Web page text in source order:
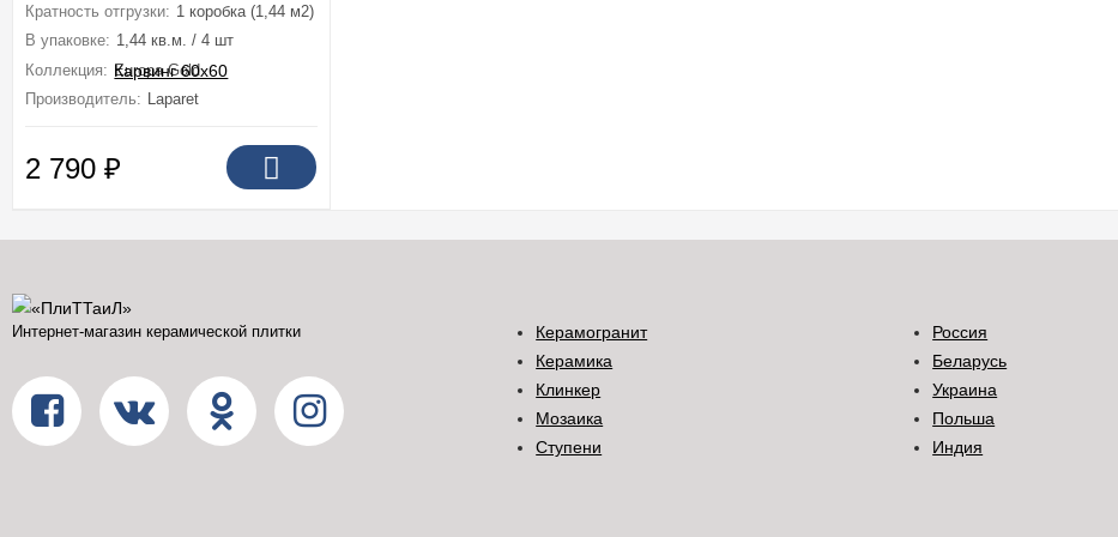
Кратность отгрузки: 1 коробка (1,44 м2)
В упаковке: 1,44 кв.м. / 4 шт
Коллекция: Europa Gold
Производитель: Laparet
2 790 ₽
Интернет-магазин керамической плитки
Керамогранит
Керамика
Клинкер
Мозаика
Ступени
Россия
Беларусь
Украина
Польша
Индия